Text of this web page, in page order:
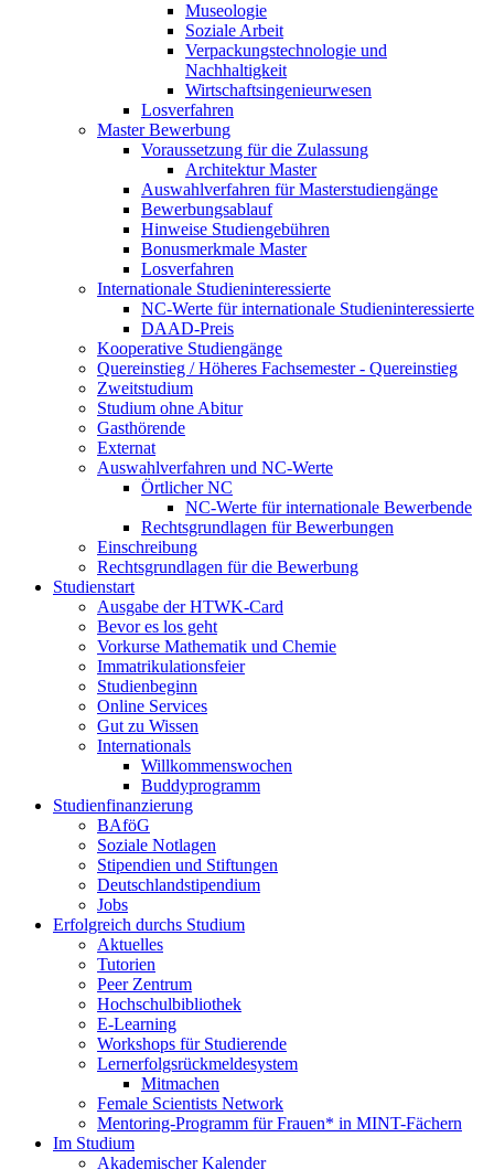
Museologie
Soziale Arbeit
Verpackungstechnologie und
Nachhaltigkeit
Wirtschaftsingenieurwesen
Losverfahren
Master Bewerbung
Voraussetzung für die Zulassung
Architektur Master
Auswahlverfahren für Masterstudiengänge
Bewerbungsablauf
Hinweise Studiengebühren
Bonusmerkmale Master
Losverfahren
Internationale Studieninteressierte
NC-Werte für internationale Studieninteressierte
DAAD-Preis
Kooperative Studiengänge
Quereinstieg / Höheres Fachsemester - Quereinstieg
Zweitstudium
Studium ohne Abitur
Gasthörende
Externat
Auswahlverfahren und NC-Werte
Örtlicher NC
NC-Werte für internationale Bewerbende
Rechtsgrundlagen für Bewerbungen
Einschreibung
Rechtsgrundlagen für die Bewerbung
Studienstart
Ausgabe der HTWK-Card
Bevor es los geht
Vorkurse Mathematik und Chemie
Immatrikulationsfeier
Studienbeginn
Online Services
Gut zu Wissen
Internationals
Willkommenswochen
Buddyprogramm
Studienfinanzierung
BAföG
Soziale Notlagen
Stipendien und Stiftungen
Deutschlandstipendium
Jobs
Erfolgreich durchs Studium
Aktuelles
Tutorien
Peer Zentrum
Hochschulbibliothek
E-Learning
Workshops für Studierende
Lernerfolgsrückmeldesystem
Mitmachen
Female Scientists Network
Mentoring-Programm für Frauen* in MINT-Fächern
Im Studium
Akademischer Kalender